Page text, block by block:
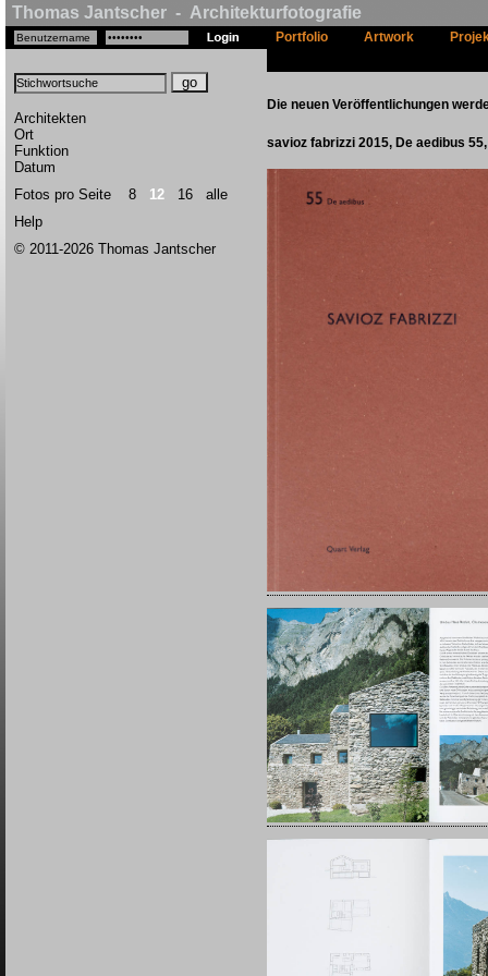
Thomas Jantscher - Architekturfotografie
Architekten
Ort
Funktion
Datum
Fotos pro Seite 8 12 16
alle
Help
© 2011-2026 Thomas Jantscher
Portfolio Artwork
Die neuen Veröffentlichungen
savioz fabrizzi 2015, De aedibus